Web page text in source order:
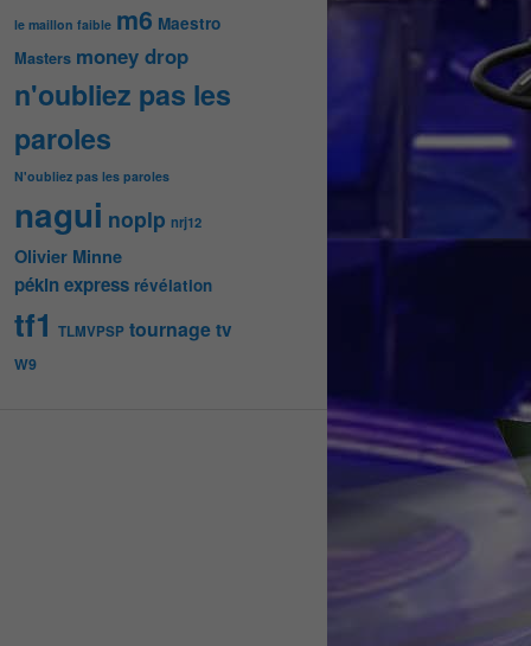
le maillon faible m6 Maestro
Masters money drop
n'oubliez pas les
paroles
N'oubliez pas les paroles
nagui noplp nrj12
Olivier Minne
pékin express révélation
tf1 TLMVPSP tournagetv
W9